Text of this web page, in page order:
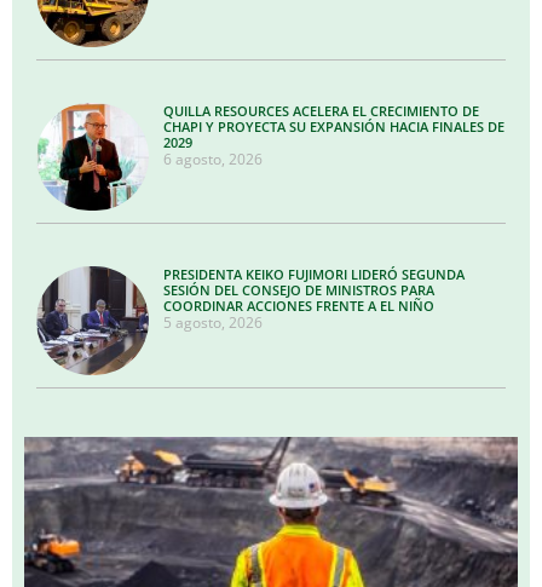
QUILLA RESOURCES ACELERA EL CRECIMIENTO DE
CHAPI Y PROYECTA SU EXPANSIÓN HACIA FINALES DE
2029
6 agosto, 2026
PRESIDENTA KEIKO FUJIMORI LIDERÓ SEGUNDA
SESIÓN DEL CONSEJO DE MINISTROS PARA
COORDINAR ACCIONES FRENTE A EL NIÑO
5 agosto, 2026